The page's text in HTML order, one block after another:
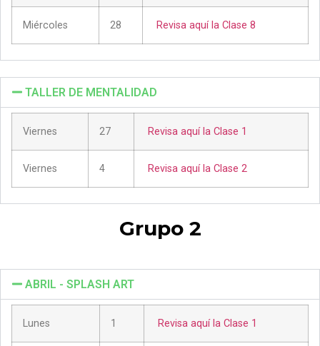
Miércoles 28 Revisa aquí la Clase 8
TALLER DE MENTALIDAD
Viernes 27 Revisa aquí la Clase 1
Viernes 4 Revisa aquí la Clase 2
Grupo 2
ABRIL - SPLASH ART
Lunes 1 Revisa aquí la Clase 1